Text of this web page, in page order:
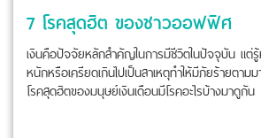
7 โรคสุดฮิต ของชาวออฟฟิศ
เงินคือปัจจัยหลักสำคัญในการมีชีวิตในปัจจุบัน แต่
หนักหรือเครียดเกินไปเป็นสาเหตุทำให้มีภัยร้ายตาม
โรคสุดฮิตของมนุษย์เงินเดือนมีโรคอะไรบ้างมาดูกัน